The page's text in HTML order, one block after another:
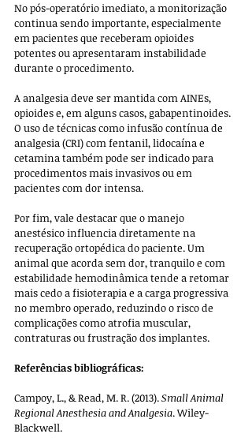
No pós-operatório imediato, a monitorização
continua sendo importante, especialmente
em pacientes que receberam opioides
potentes ou apresentaram instabilidade
durante o procedimento.
A analgesia deve ser mantida com AINEs,
opioides e, em alguns casos, gabapentinoides.
O uso de técnicas como infusão contínua de
analgesia (CRI) com fentanil, lidocaína e
cetamina também pode ser indicado para
procedimentos mais invasivos ou em
pacientes com dor intensa.
Por fim, vale destacar que o manejo
anestésico influencia diretamente na
recuperação ortopédica do paciente. Um
animal que acorda sem dor, tranquilo e com
estabilidade hemodinâmica tende a retomar
mais cedo a fisioterapia e a carga progressiva
no membro operado, reduzindo o risco de
complicações como atrofia muscular,
contraturas ou frustração dos implantes.
Referências bibliográficas:
Campoy, L., & Read, M. R. (2013). Small Animal
Regional Anesthesia and Analgesia. Wiley-
Blackwell.